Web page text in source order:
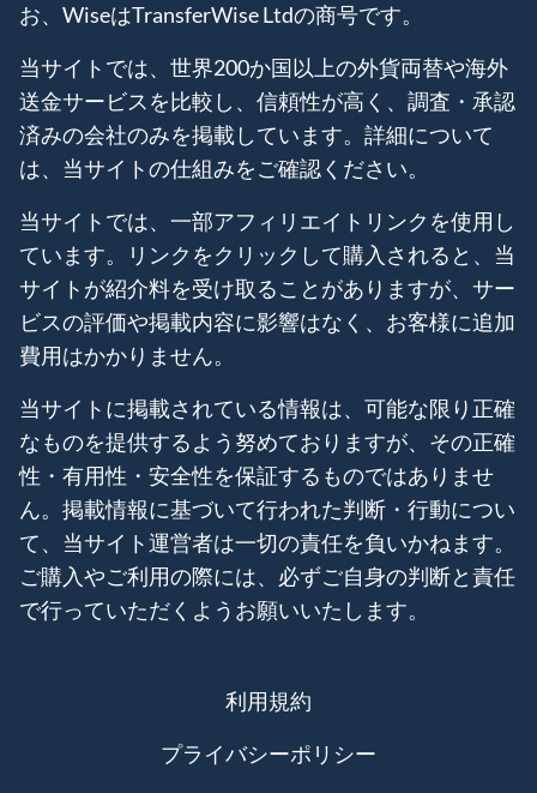
お、WiseはTransferWise Ltdの商号です。
当サイトでは、世界200か国以上の外貨両替や海外
送金サービスを比較し、信頼性が高く、調査・承認
済みの会社のみを掲載しています。詳細について
は、当サイトの仕組みをご確認ください。
当サイトでは、一部アフィリエイトリンクを使用し
ています。リンクをクリックして購入されると、当
サイトが紹介料を受け取ることがありますが、サー
ビスの評価や掲載内容に影響はなく、お客様に追加
費用はかかりません。
当サイトに掲載されている情報は、可能な限り正確
なものを提供するよう努めておりますが、その正確
性・有用性・安全性を保証するものではありませ
ん。掲載情報に基づいて行われた判断・行動につい
て、当サイト運営者は一切の責任を負いかねます。
ご購入やご利用の際には、必ずご自身の判断と責任
で行っていただくようお願いいたします。
利用規約
プライバシーポリシー